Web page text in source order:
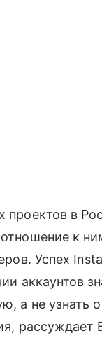
в
к
Успех
аккаунтов
а не узнать о